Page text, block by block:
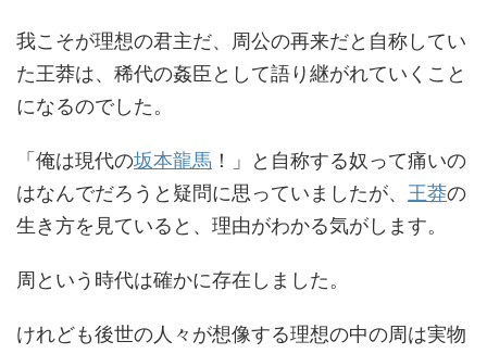
我こそが理想の君主だ、周公の再来だと自称してい
た王莽は、稀代の姦臣として語り継がれていくこと
になるのでした。
「俺は現代の坂本龍馬 ！」と自称する奴って痛いの
はなんでだろうと疑問に思っていましたが、 王莽の
生き方を見ていると、理由がわかる気がします。
周という時代は確かに存在しました。
けれども後世の人々が想像する理想の中の周は実物